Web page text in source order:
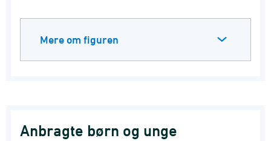
Mere om figuren
Anbragte børn og unge